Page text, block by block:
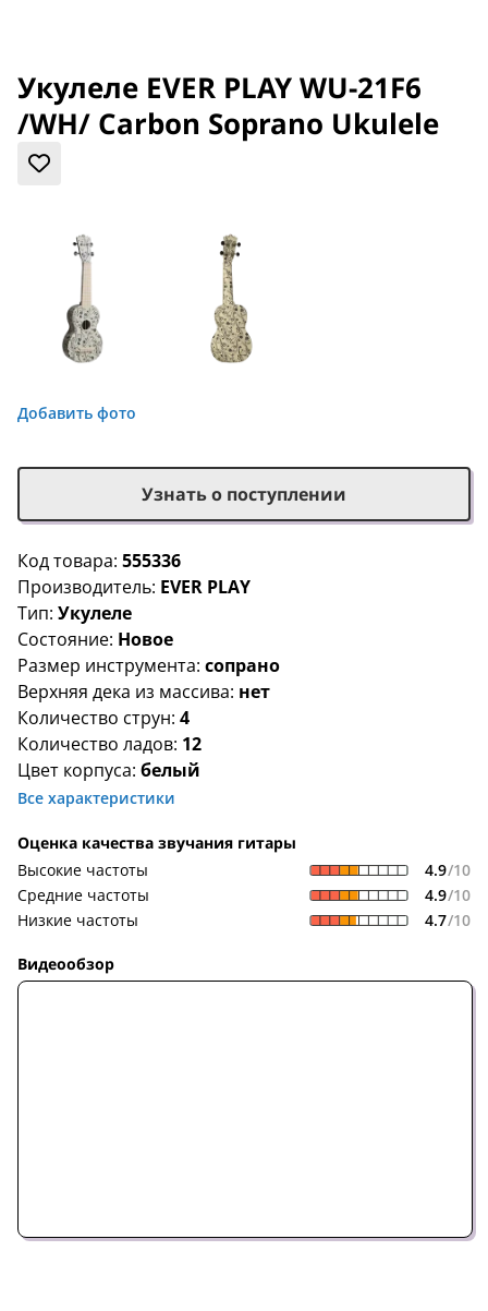
Укулеле EVER PLAY WU-21F6
/WH/ Carbon Soprano Ukulele
Добавить фото
Код товара: 555336
Производитель: EVER PLAY
Тип: Укулеле
Состояние: Новое
Размер инструмента: сопрано
Верхняя дека из массива: нет
Количество струн: 4
Количество ладов: 12
Цвет корпуса: белый
Все характеристики
Оценка качества звучания гитары
Высокие частоты
4.9/10
Средние частоты
4.9/10
Низкие частоты
4.7/10
Видеообзор
Узнать о поступлении